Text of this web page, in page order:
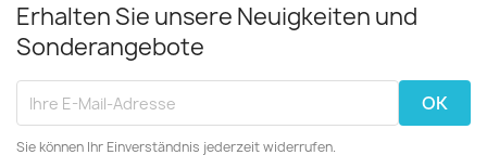
Erhalten Sie unsere Neuigkeiten und
Sonderangebote
Sie können Ihr Einverständnis jederzeit widerrufen.